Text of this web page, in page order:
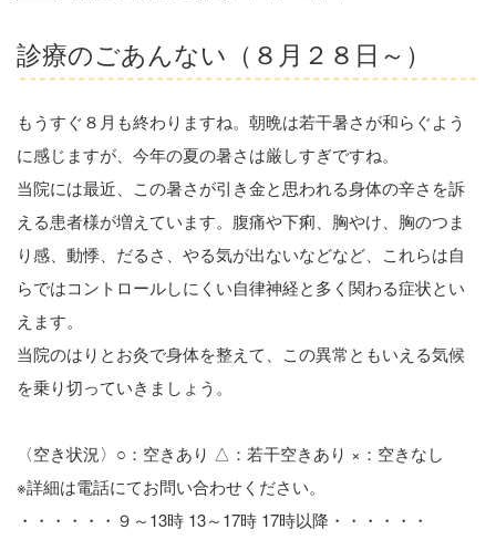
診療のごあんない（８月２８日～）
もうすぐ８月も終わりますね。朝晩は若干暑さが和らぐよう
に感じますが、今年の夏の暑さは厳しすぎですね。
当院には最近、この暑さが引き金と思われる身体の辛さを訴
える患者様が増えています。腹痛や下痢、胸やけ、胸のつま
り感、動悸、だるさ、やる気が出ないなどなど、これらは自
らではコントロールしにくい自律神経と多く関わる症状とい
えます。
当院のはりとお灸で身体を整えて、この異常ともいえる気候
を乗り切っていきましょう。
〈空き状況〉○：空きあり △：若干空きあり ×：空きなし
※詳細は電話にてお問い合わせください。
・・・・・・９～13時 13～17時 17時以降・・・・・・